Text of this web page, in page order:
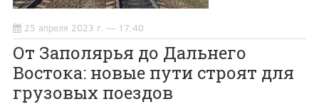
25 апреля 2023 г. — 17:40
От Заполярья до Дальнего
Востока: новые пути строят для
грузовых поездов